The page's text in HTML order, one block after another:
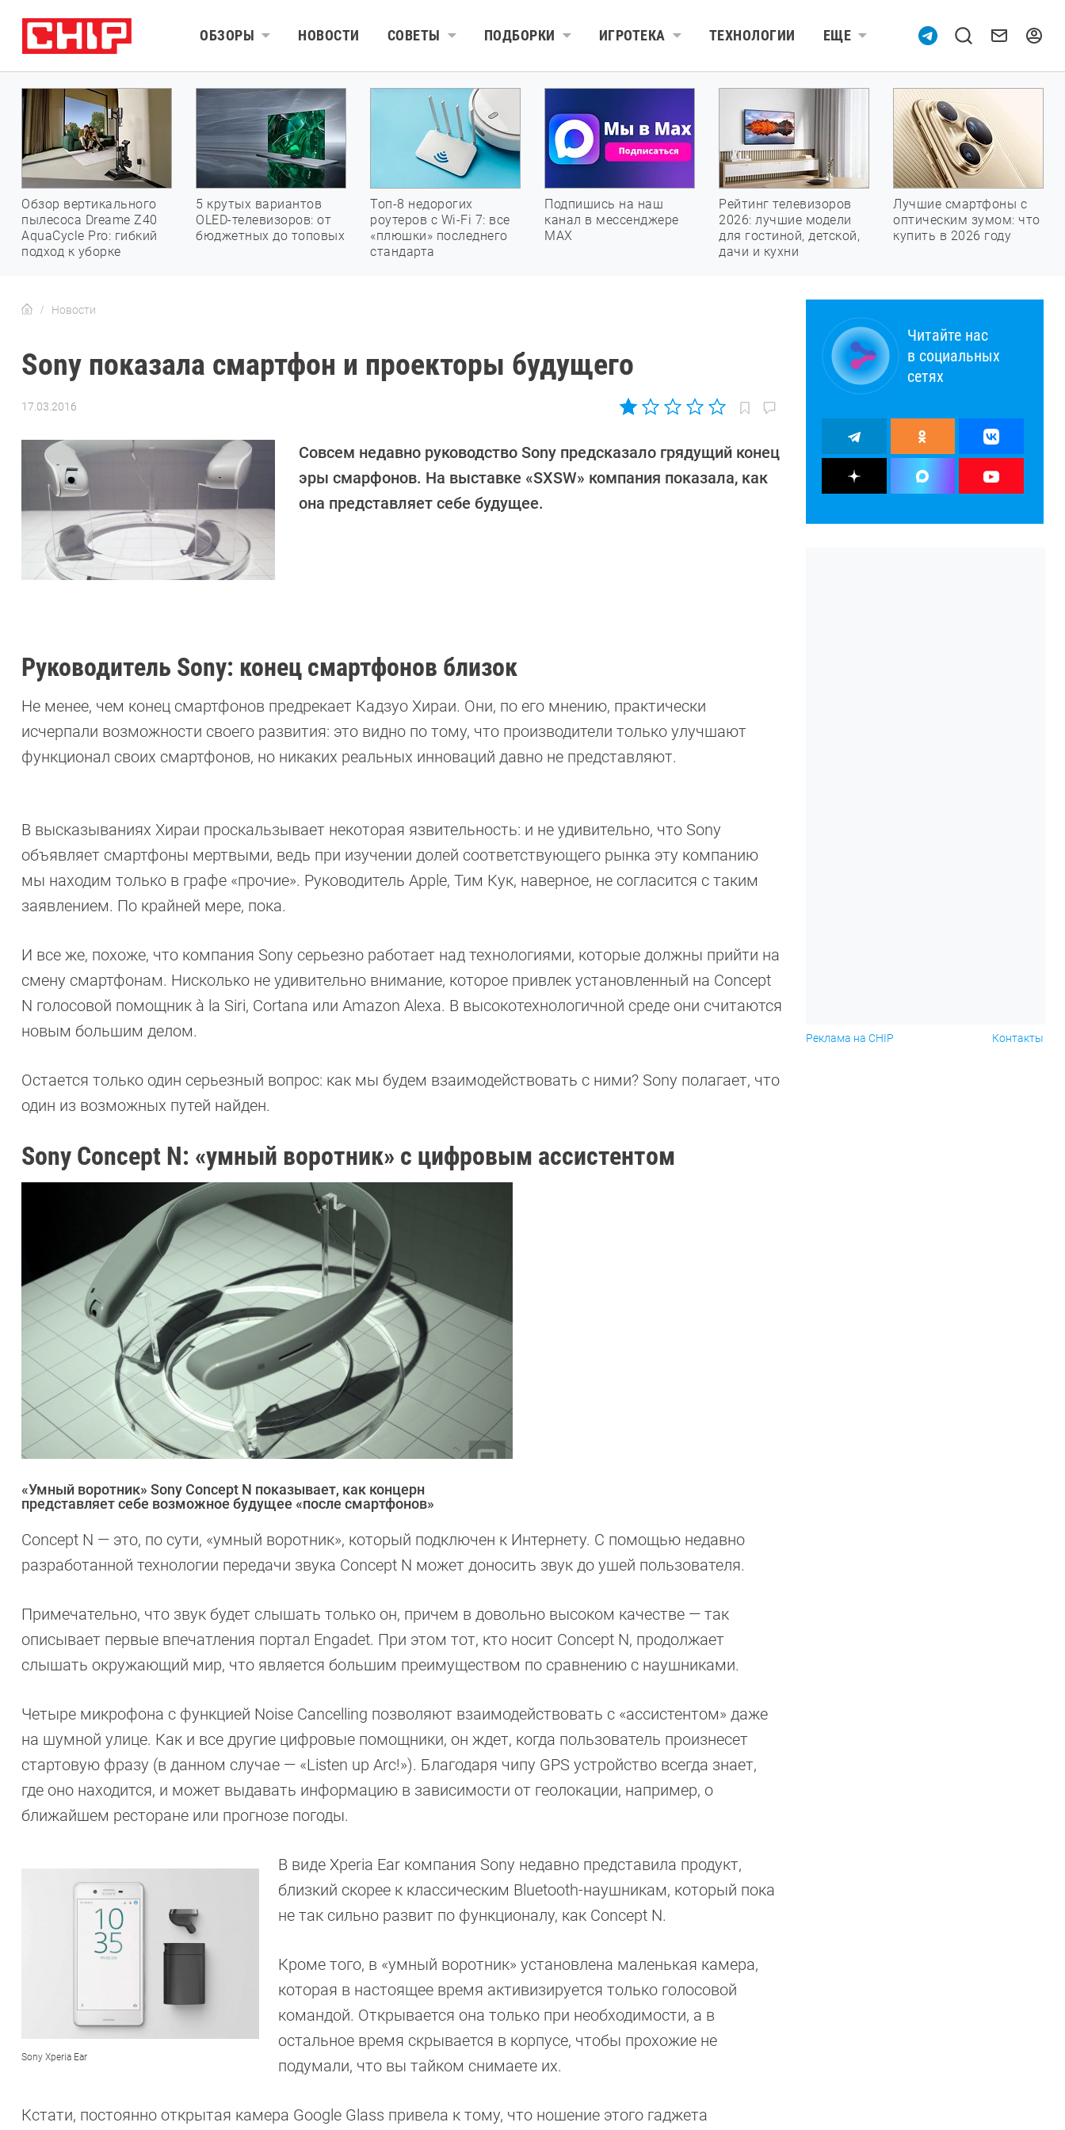
ОБЗОРЫ НОВОСТИ СОВЕТЫ ПОДБОРКИ ИГРОТЕКА ТЕХНОЛОГИИ ЕЩЕ
Обзор вертикального
пылесоса Dreame Z40
AquaCycle Pro: гибкий
подход к уборке
5 крутых вариантов
OLED-телевизоров: от
бюджетных до топовых
Топ-8 недорогих
роутеров с Wi-Fi 7: все
«плюшки» последнего
стандарта
Подпишись на наш
канал в мессенджере
МАХ
Рейтинг телевизоров
2026: лучшие модели
для гостиной, детской,
дачи и кухни
Лучшие смартфоны с
оптическим зумом: что
купить в 2026 году
Новости
Sony показала смартфон и проекторы будущего
17.03.2016
Киреев
Совсем недавно руководство Sony предсказало грядущий конец
эры смарфонов. На выставке «SXSW» компания показала, как
она представляет себе будущее.
Руководитель Sony: конец смартфонов близок
Не менее, чем конец смартфонов предрекает Кадзуо Хираи. Они, по его мнению, практически
исчерпали возможности своего развития: это видно по тому, что производители только улучшают
функционал своих смартфонов, но никаких реальных инноваций давно не представляют.
В высказываниях Хираи проскальзывает некоторая язвительность: и не удивительно, что Sony
объявляет смартфоны мертвыми, ведь при изучении долей соответствующего рынка эту компанию
мы находим только в графе «прочие». Руководитель Apple, Тим Кук, наверное, не согласится с таким
заявлением. По крайней мере, пока.
И все же, похоже, что компания Sony серьезно работает над технологиями, которые должны прийти на
смену смартфонам. Нисколько не удивительно внимание, которое привлек установленный на Concept
N голосовой помощник à la Siri, Cortana или Amazon Alexa. В высокотехнологичной среде они считаются
новым большим делом.
Остается только один серьезный вопрос: как мы будем взаимодействовать с ними? Sony полагает, что
один из возможных путей найден.
Sony Concept N: «умный воротник» с цифровым ассистентом
«Умный воротник» Sony Concept N показывает, как концерн
представляет себе возможное будущее «после смартфонов»
Concept N — это, по сути, «умный воротник», который подключен к Интернету. С помощью недавно
разработанной технологии передачи звука Concept N может доносить звук до ушей пользователя.
Примечательно, что звук будет слышать только он, причем в довольно высоком качестве — так
описывает первые впечатления портал Engadet. При этом тот, кто носит Concept N, продолжает
слышать окружающий мир, что является большим преимуществом по сравнению с наушниками.
Четыре микрофона с функцией Noise Cancelling позволяют взаимодействовать с «ассистентом» даже
на шумной улице. Как и все другие цифровые помощники, он ждет, когда пользователь произнесет
стартовую фразу (в данном случае — «Listen up Arc!»). Благодаря чипу GPS устройство всегда знает,
где оно находится, и может выдавать информацию в зависимости от геолокации, например, о
ближайшем ресторане или прогнозе погоды.
Sony Xperia Ear
В виде Xperia Ear компания Sony недавно представила продукт,
близкий скорее к классическим Bluetooth-наушникам, который пока
не так сильно развит по функционалу, как Concept N.
Кроме того, в «умный воротник» установлена маленькая камера,
которая в настоящее время активизируется только голосовой
командой. Открывается она только при необходимости, а в
остальное время скрывается в корпусе, чтобы прохожие не
подумали, что вы тайком снимаете их.
Кстати, постоянно открытая камера Google Glass привела к тому, что ношение этого гаджета
Читайте нас
в социальных
сетях
Реклама на CHIP Контакты